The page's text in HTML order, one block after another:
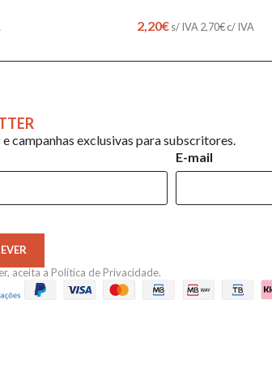
2,20€s/ IVA 2,70€c/ IVA
campanhas exclusivas para subscritores.
E-mail
aceita a Política de Privacidade.